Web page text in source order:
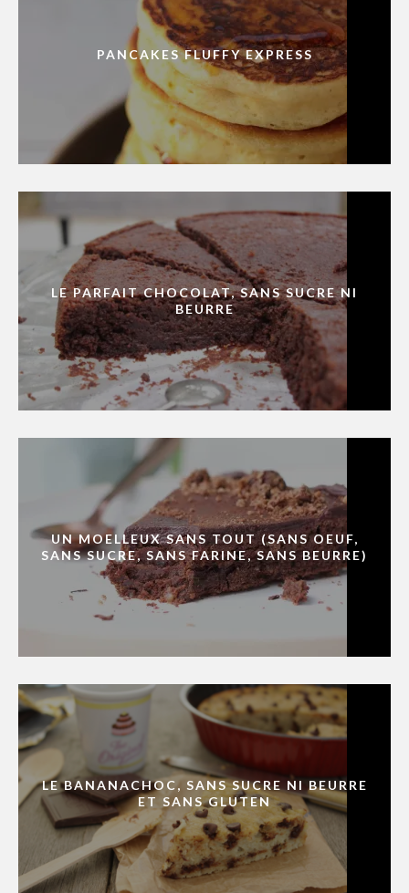
PANCAKES FLUFFY EXPRESS
LE PARFAIT CHOCOLAT, SANS SUCRE NI
BEURRE
UN MOELLEUX SANS TOUT (SANS OEUF,
SANS SUCRE, SANS FARINE, SANS BEURRE)
LE BANANACHOC, SANS SUCRE NI BEURRE
ET SANS GLUTEN